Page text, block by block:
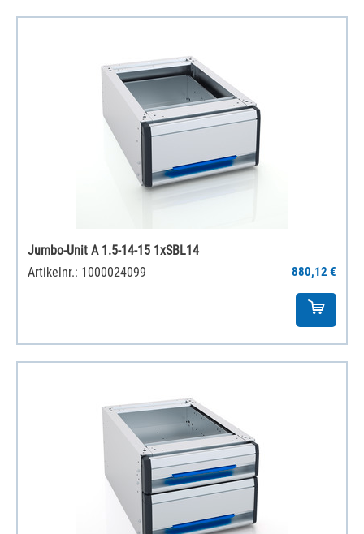
Jumbo-Unit A 1.5-14-15 1xSBL14
Artikelnr.: 1000024099
880,12 €